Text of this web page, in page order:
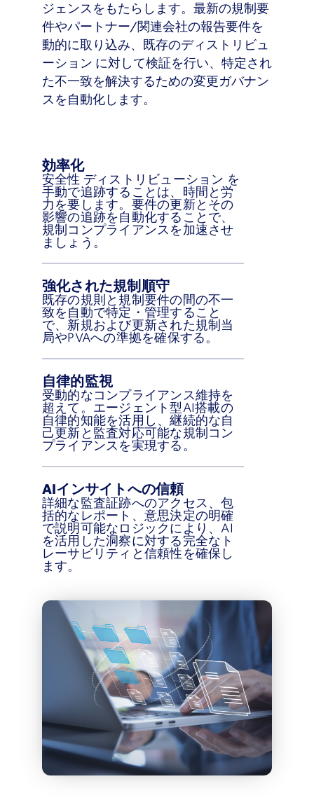
ジェンスをもたらします。最新の規制要
件やパートナー/関連会社の報告要件を
動的に取り込み、既存のディストリビュ
ーション に対して検証を行い、特定され
た不一致を解決するための変更ガバナン
スを自動化します。
効率化
安全性 ディストリビューション を
手動で追跡することは、時間と労
力を要します。要件の更新とその
影響の追跡を自動化することで、
規制コンプライアンスを加速させ
ましょう。
強化された規制順守
既存の規則と規制要件の間の不一
致を自動で特定・管理すること
で、新規および更新された規制当
局やPVAへの準拠を確保する。
自律的監視
受動的なコンプライアンス維持を
超えて。エージェント型AI搭載の
自律的知能を活用し、継続的な自
己更新と監査対応可能な規制コン
プライアンスを実現する。
AIインサイトへの信頼
詳細な監査証跡へのアクセス、包
括的なレポート、意思決定の明確
で説明可能なロジックにより、AI
を活用した洞察に対する完全なト
レーサビリティと信頼性を確保し
ます。